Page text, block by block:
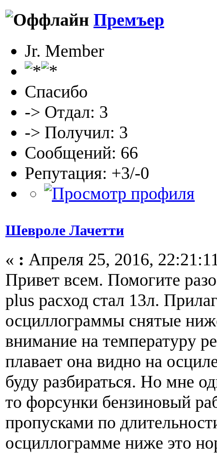
Премъер
Jr. Member
Спасибо
-> Отдал: 3
-> Получил: 3
Сообщений: 66
Репутация: +3/-0
Шевроле Лачетти
« : Апреля 25, 2016,
Привет всем. Помогите
plus расход стал 13л.
осциллограммы снятые
внимание на температуру
плавает она видно на
буду разбираться. Но мне
то форсунки бензиновый
пропусками по
осциллограмме ниже это